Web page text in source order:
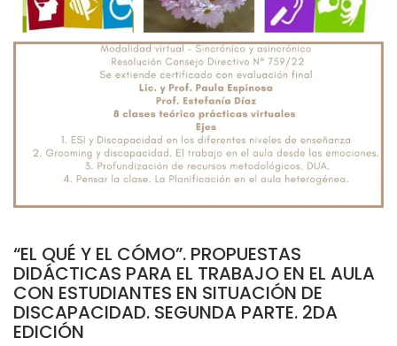
“EL QUÉ Y EL CÓMO”. PROPUESTAS
DIDÁCTICAS PARA EL TRABAJO EN EL AULA
CON ESTUDIANTES EN SITUACIÓN DE
DISCAPACIDAD. SEGUNDA PARTE. 2DA
EDICIÓN